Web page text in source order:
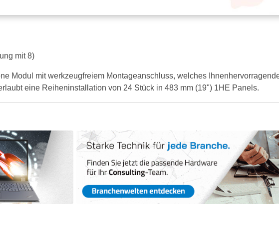
mit 8)
Modul mit werkzeugfreiem Montageanschluss, welches
eine Reiheninstallation von 24 Stück in 483 mm (19") 1HE Panels.